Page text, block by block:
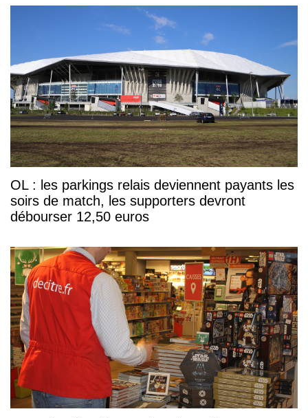
OL : les parkings relais deviennent payants les
soirs de match, les supporters devront
débourser 12,50 euros